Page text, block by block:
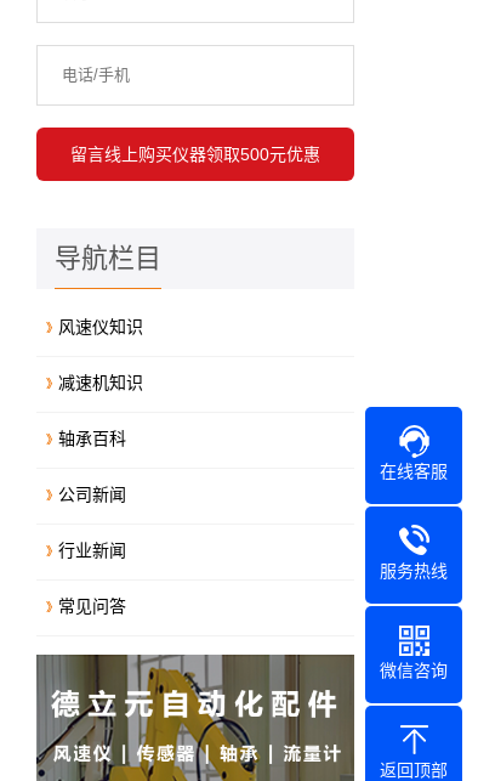
导航栏目
风速仪知识
减速机知识
轴承百科
公司新闻
行业新闻
常见问答
在线客服
服务热线
微信咨询
返回顶部